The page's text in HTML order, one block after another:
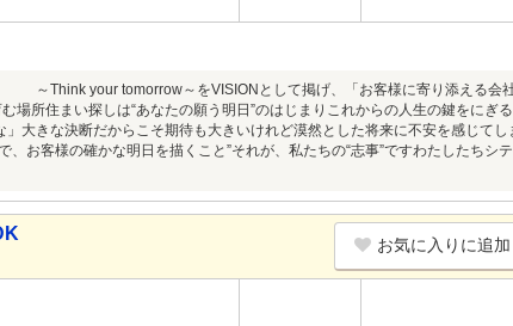
Think your tomorrow～をVISIONとして掲げ、「お客様に寄り添える会
む場所住まい探しは“あなたの願う明日”のはじまりこれからの人生の鍵をにぎ
」大きな決断だからこそ期待も大きいけれど漠然とした将来に不安を感じて
、お客様の確かな明日を描くこと”それが、私たちの“志事”ですわたしたちシ
お気に入りに追加